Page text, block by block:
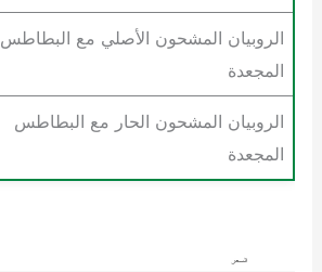
الروبيان المشحون الأصلي مع البطاطس
المجعدة
الروبيان المشحون الحار مع البطاطس
المجعدة